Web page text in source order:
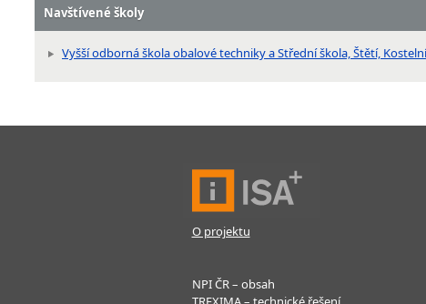
Navštívené školy
Vyšší odborná škola obalové techniky a Střední škola, Štětí,
O projektu
NPI ČR – obsah